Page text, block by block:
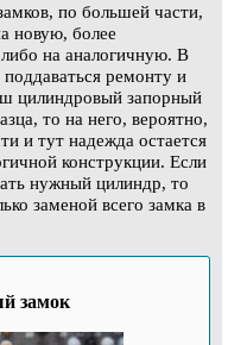
по большей части,
новую, более
на аналогичную. В
ремонту и
цилиндровый запорный
то на него, вероятно,
и тут надежда остается
конструкции. Если
нужный цилиндр, то
заменой всего замка в
замок